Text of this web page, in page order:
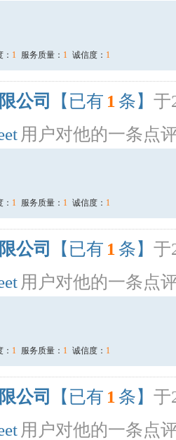
1 服务质量： 1 诚信度： 1
公司 【已有 1 条】 于
用户对他的一条点
1 服务质量： 1 诚信度： 1
公司 【已有 1 条】 于
用户对他的一条点
1 服务质量： 1 诚信度： 1
公司 【已有 1 条】 于
用户对他的一条点